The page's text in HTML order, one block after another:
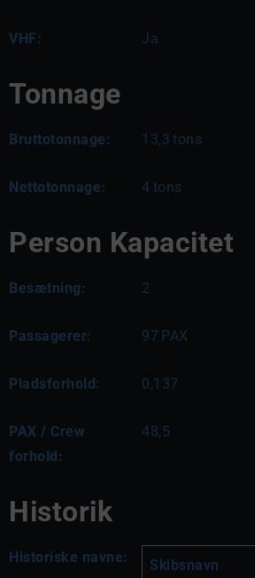
VHF: Ja
Tonnage
Bruttotonnage: 13,3 tons
Nettotonnage: 4 tons
Person Kapacitet
Besætning: 2
Passagerer: 97 PAX
Pladsforhold: 0,137
PAX / Crew
forhold:
48,5
Historik
Historiske navne: Skibsnavn